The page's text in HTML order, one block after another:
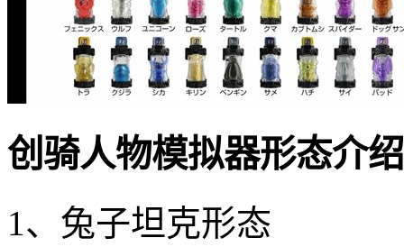
创骑人物模拟器形态介
1、兔子坦克形态